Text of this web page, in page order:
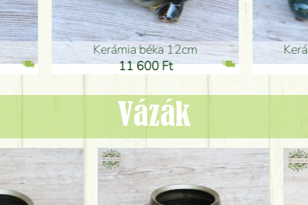
béka 12cm
600 Ft
Kerámia béka 12cm
11 600 Ft
Vázák